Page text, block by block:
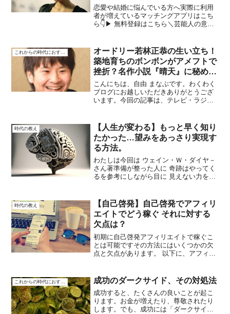
恋愛や結婚に悩んでいる方へ実際に利用
者が増えているマッチングアプリはこち
ら👇▶ 無料登録はこちら＼芸能人の意外
ェック▶今すぐ人気ランキングを見るこ
んにちは、自由 まなぶ...
オードリー若林正恭の生い立ち！
築地育ちのボンボンがアメフトで
挫折？名作小説『晴天』に秘めら
れた春日との運命的出会い
こんにちは、自由 まなぶです。わくわく
ブログにお越しいただきありがとうござ
います。今回の記事は、テレビ・ラジオ
子。４４年間の顔がめちゃめちゃ老けた
と某テレビ局のトイレの鏡...
時代の教え
【人生が変わる】もっと早く知り
たかった…望みをあっさり実現す
る方法。
わたしは今回は ウェイン・Ｗ・ダイヤ－
さん著準備が整った人に 奇跡はやってく
るを参考にしながら目に 見えない力を使
あなたはスピリチュアルな人 ですか今回
はそっち系へ...
時代の教え
【自己啓発】自己啓発でアフィリ
エイトでどう稼ぐ それに対する
欠点は？
初期に自己啓発アフィリエイトで稼ぐこ
とは可能ですその方法にはいくつかの欠
点と欠点があります。 以下に、アフィリ
収益のポテンシャル: アフィリエイトは、
成功すれば比較...
成功のダークサイド、その対処法
成功すると、たくさんの良いことが起こ
ります。お金が増えたり、尊敬されたり
します。でも、成功には「ダークサイ